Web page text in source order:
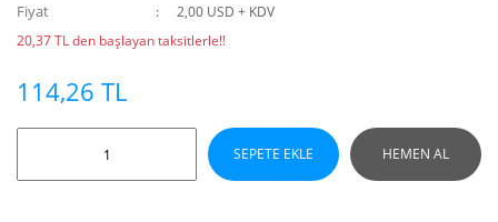
Fiyat
2,00 USD + KDV
20,37 TL den başlayan taksitlerle!!
114,26 TL
SEPETE EKLE HEMEN AL